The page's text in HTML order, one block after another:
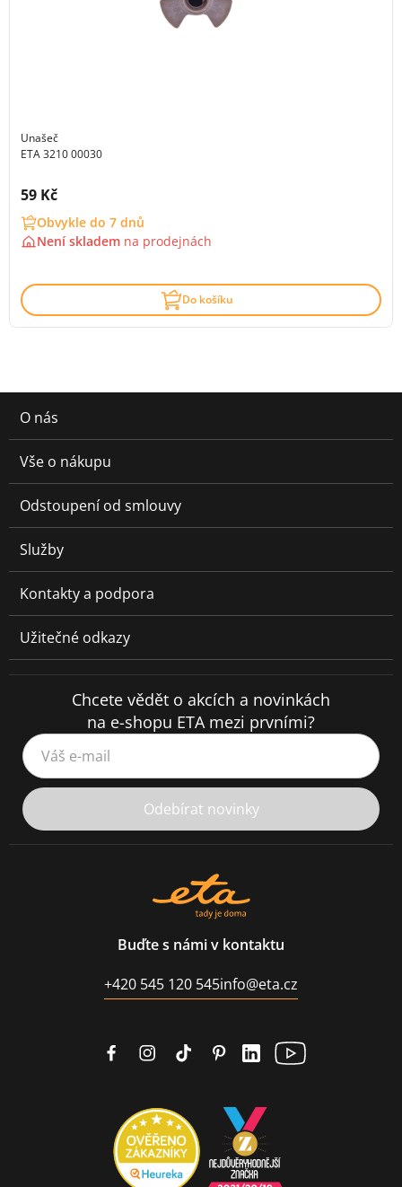
Unašeč
ETA 3210 00030
Cena s DPH:
59 Kč
Obvykle do 7 dnů
Není skladem na prodejnách
Do košíku
O nás
Vše o nákupu
Odstoupení od smlouvy
Služby
Kontakty a podpora
Užitečné odkazy
Chcete vědět o akcích a novinkách
na e-shopu ETA mezi prvními?
Váš e-mail
Odebírat novinky
Buďte s námi v kontaktu
+420 545 120 545info@eta.cz